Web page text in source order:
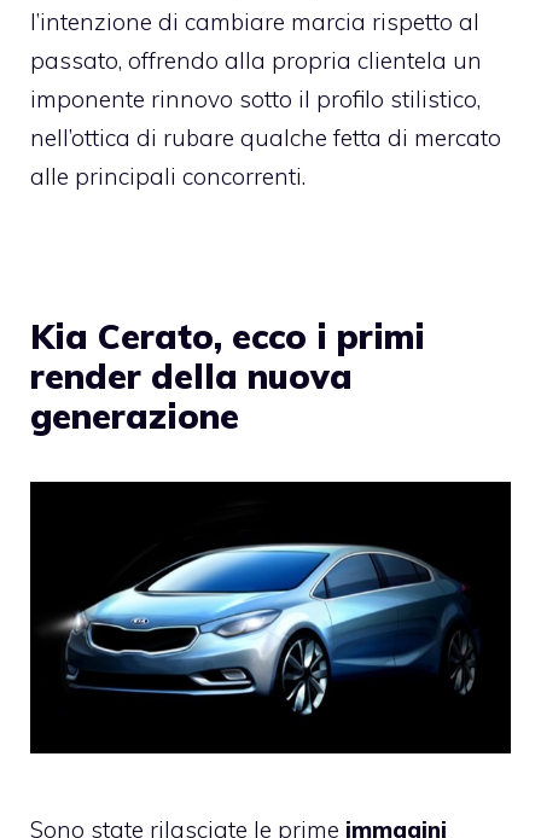
l’intenzione di cambiare marcia rispetto al
passato, offrendo alla propria clientela un
imponente rinnovo sotto il profilo stilistico,
nell’ottica di rubare qualche fetta di mercato
alle principali concorrenti.
Kia Cerato, ecco i primi
render della nuova
generazione
Sono state rilasciate le prime immagini